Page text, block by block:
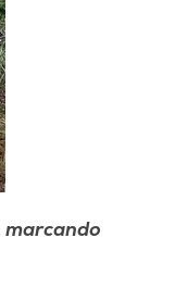
marcando